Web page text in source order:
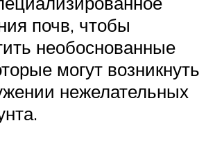
почв, чтобы
необоснованные
могут возникнуть
нежелательных